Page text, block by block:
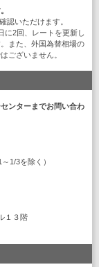
認いただけます。
に2回、レートを更新し
また、外国為替相場の
ございません。
ンターまでお問い合わ
1/3を除く）
１３階